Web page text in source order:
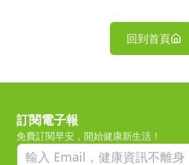
回到首頁
訂閱電子報
免費訂閱早安，開始健康新生活！